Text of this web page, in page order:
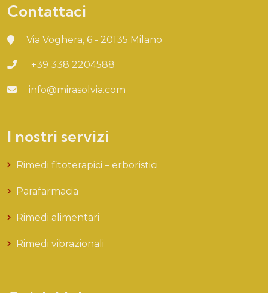
Contattaci
Via Voghera, 6 - 20135 Milano
+39 338 2204588
info@mirasolvia.com
I nostri servizi
Rimedi fitoterapici – erboristici
Parafarmacia
Rimedi alimentari
Rimedi vibrazionali